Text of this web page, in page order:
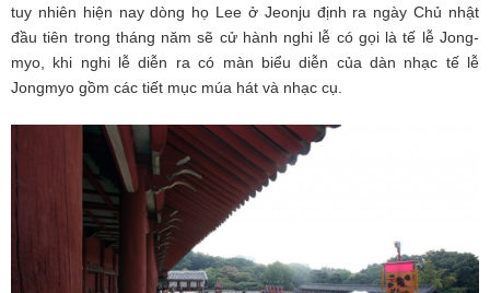
tuy nhiên hiện nay dòng họ Lee ở Jeonju định ra ngày Chủ nhật
đầu tiên trong tháng năm sẽ cử hành nghi lễ có gọi là tế lễ Jong-
myo, khi nghi lễ diễn ra có màn biểu diễn của dàn nhạc tế lễ
Jongmyo gồm các tiết mục múa hát và nhạc cụ.